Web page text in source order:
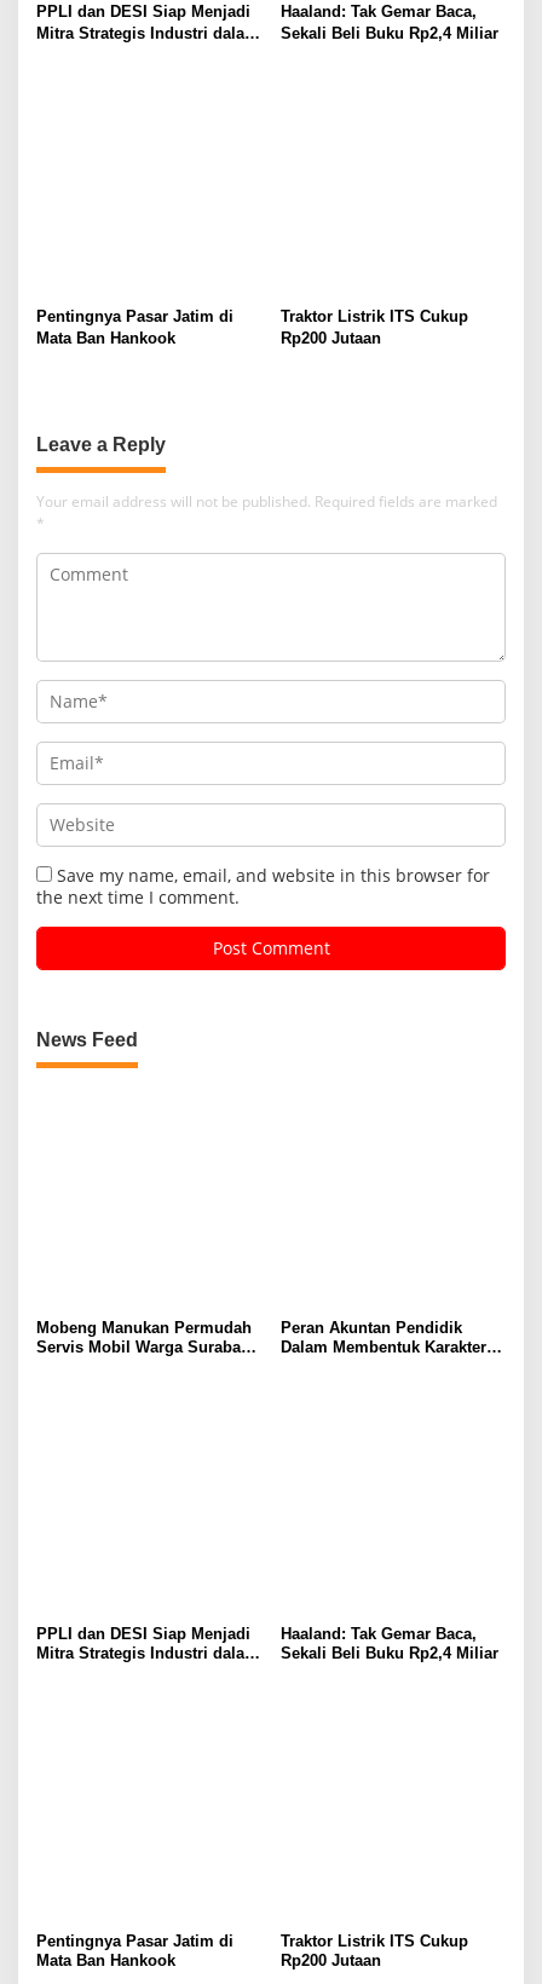
PPLI dan DESI Siap Menjadi
Mitra Strategis Industri dalam
Haaland: Tak Gemar Baca,
Sekali Beli Buku Rp2,4 Miliar
Pentingnya Pasar Jatim di
Mata Ban Hankook
Traktor Listrik ITS Cukup
Rp200 Jutaan
Leave a Reply
Your email address will not be published. Required fields are marked
*
Save my name, email, and website in this browser for
the next time I comment.
News Feed
Mobeng Manukan Permudah
Servis Mobil Warga Surabaya
Peran Akuntan Pendidik
Dalam Membentuk Karakter
PPLI dan DESI Siap Menjadi
Mitra Strategis Industri dalam
Haaland: Tak Gemar Baca,
Sekali Beli Buku Rp2,4 Miliar
Pentingnya Pasar Jatim di
Mata Ban Hankook
Traktor Listrik ITS Cukup
Rp200 Jutaan